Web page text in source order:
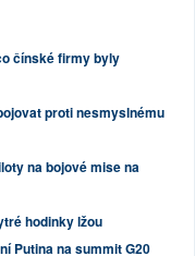
čínské firmy byly
proti nesmyslnému
na bojové mise na
hodinky lžou
Putina na summit G20